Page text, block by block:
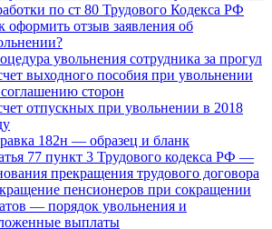
по ст 80 Трудового Кодекса РФ
оформить отзыв заявления об
увольнения сотрудника за прогул
выходного пособия при увольнении
сторон
отпускных при увольнении в 2018
182н — образец и бланк
77 пункт 3 Трудового кодекса РФ —
прекращения трудового договора
пенсионеров при сокращении
— порядок увольнения и
выплаты